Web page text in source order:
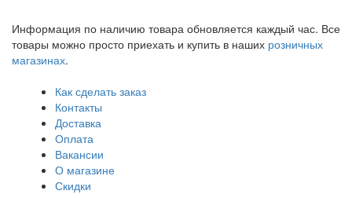
Информация по наличию товара обновляется каждый час. Все
товары можно просто приехать и купить в наших розничных
магазинах.
Как сделать заказ
Контакты
Доставка
Оплата
Вакансии
О магазине
Скидки